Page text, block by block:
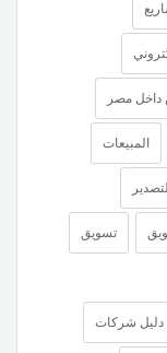
داخل مصر
المبيعات
تسويق
دليل شركات